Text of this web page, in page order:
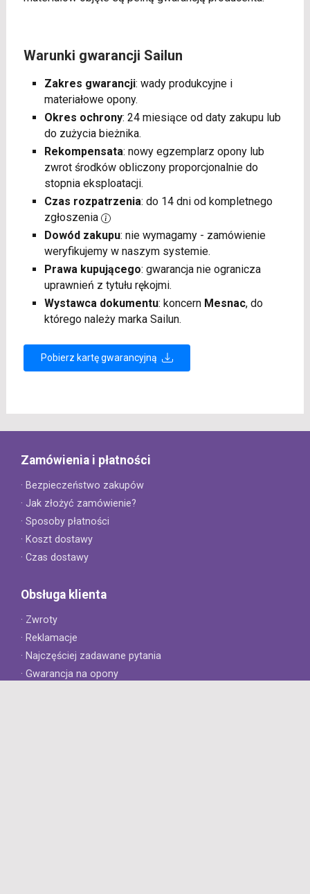
Warunki gwarancji Sailun
Zakres gwarancji: wady produkcyjne i
materiałowe opony.
Okres ochrony: 24 miesiące od daty zakupu lub
do zużycia bieżnika.
Rekompensata: nowy egzemplarz opony lub
zwrot środków obliczony proporcjonalnie do
stopnia eksploatacji.
Czas rozpatrzenia: do 14 dni od kompletnego
zgłoszenia
Dowód zakupu: nie wymagamy - zamówienie
weryfikujemy w naszym systemie.
Prawa kupującego: gwarancja nie ogranicza
uprawnień z tytułu rękojmi.
Wystawca dokumentu: koncern Mesnac, do
którego należy marka Sailun.
Pobierz kartę gwarancyjną
Zamówienia i płatności
· Bezpieczeństwo zakupów
· Jak złożyć zamówienie?
· Sposoby płatności
· Koszt dostawy
· Czas dostawy
Obsługa klienta
· Zwroty
· Reklamacje
· Najczęściej zadawane pytania
· Gwarancja na opony